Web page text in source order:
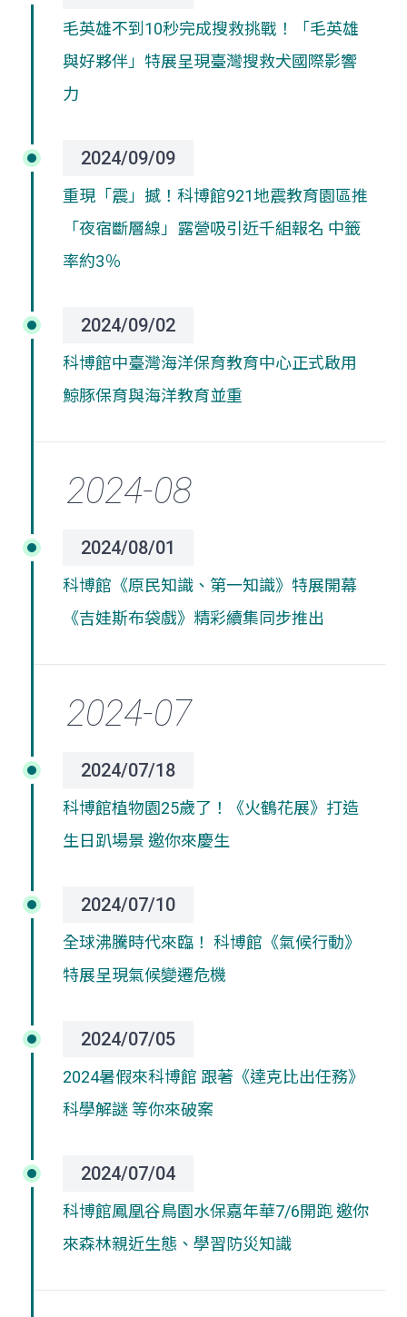
毛英雄不到10秒完成搜救挑戰！「毛英雄
與好夥伴」特展呈現臺灣搜救犬國際影響
力
2024/09/09
重現「震」撼！科博館921地震教育園區推
「夜宿斷層線」露營吸引近千組報名 中籤
率約3％
2024/09/02
科博館中臺灣海洋保育教育中心正式啟用
鯨豚保育與海洋教育並重
2024/08/01
科博館《原民知識、第一知識》特展開幕
《吉娃斯布袋戲》精彩續集同步推出
2024/07/18
科博館植物園25歲了！《火鶴花展》打造
生日趴場景 邀你來慶生
2024/07/10
全球沸騰時代來臨！ 科博館《氣候行動》
特展呈現氣候變遷危機
2024/07/05
2024暑假來科博館 跟著《達克比出任務》
科學解謎 等你來破案
2024/07/04
科博館鳳凰谷鳥園水保嘉年華7/6開跑 邀你
來森林親近生態、學習防災知識